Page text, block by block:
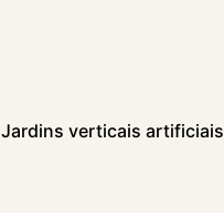
Jardins verticais artificiais